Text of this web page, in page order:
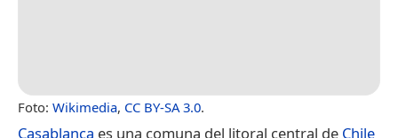
Foto: Wikimedia, CC BY-SA 3.0.
Casablanca es una comuna del litoral central de Chile